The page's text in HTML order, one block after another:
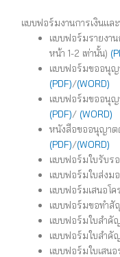
แบบฟอร์มงานการเงินแล
แบบฟอร์มรายงาน
หน้า 1-2 เท่านั้น)
แบบฟอร์มขออนุญ
(PDF)/(WORD)
แบบฟอร์มขออนุญ
(PDF)/ (WORD)
หนังสือขออนุญาต
(PDF)/(WORD)
แบบฟอร์มใบรับรอ
แบบฟอร์มใบส่งม
แบบฟอร์มเสนอโค
แบบฟอร์มขอทำสั
แบบฟอร์มใบสำคั
แบบฟอร์มใบสำคั
แบบฟอร์มใบเสนอ